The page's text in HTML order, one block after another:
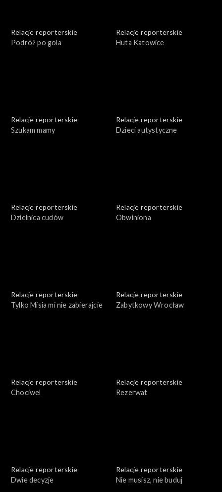
Relacje reporterskie
Podróż po gola
Relacje reporterskie
Huta Katowice
Relacje reporterskie
Szukam mamy
Relacje reporterskie
Dzieci autystyczne
Relacje reporterskie
Dzielnica cudów
Relacje reporterskie
Obwiniona
Relacje reporterskie
Tylko Misia mi nie zabierajcie
Relacje reporterskie
Zabytkowy Wrocław
Relacje reporterskie
Chociwel
Relacje reporterskie
Rezerwat
Relacje reporterskie
Dwie decyzje
Relacje reporterskie
Nie musisz, nie buduj